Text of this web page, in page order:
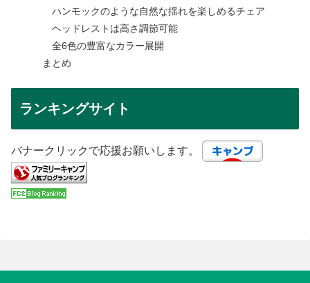
ハンモックのような自然な揺れを楽しめるチェア
ヘッドレストは高さ調節可能
全6色の豊富なカラー展開
まとめ
ランキングサイト
バナークリックで応援お願いします。